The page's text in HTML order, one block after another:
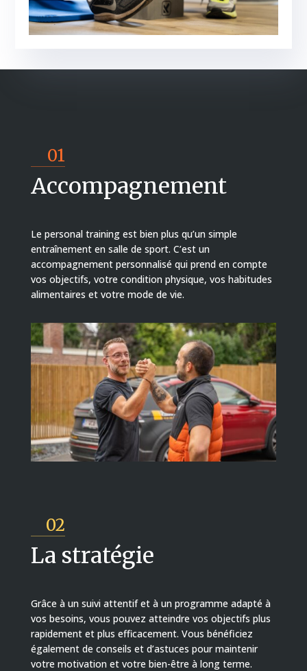
01
Accompagnement
Le personal training est bien plus qu’un simple
entraînement en salle de sport. C’est un
accompagnement personnalisé qui prend en compte
vos objectifs, votre condition physique, vos habitudes
alimentaires et votre mode de vie.
02
La stratégie
Grâce à un suivi attentif et à un programme adapté à
vos besoins, vous pouvez atteindre vos objectifs plus
rapidement et plus efficacement. Vous bénéficiez
également de conseils et d’astuces pour maintenir
votre motivation et votre bien-être à long terme.